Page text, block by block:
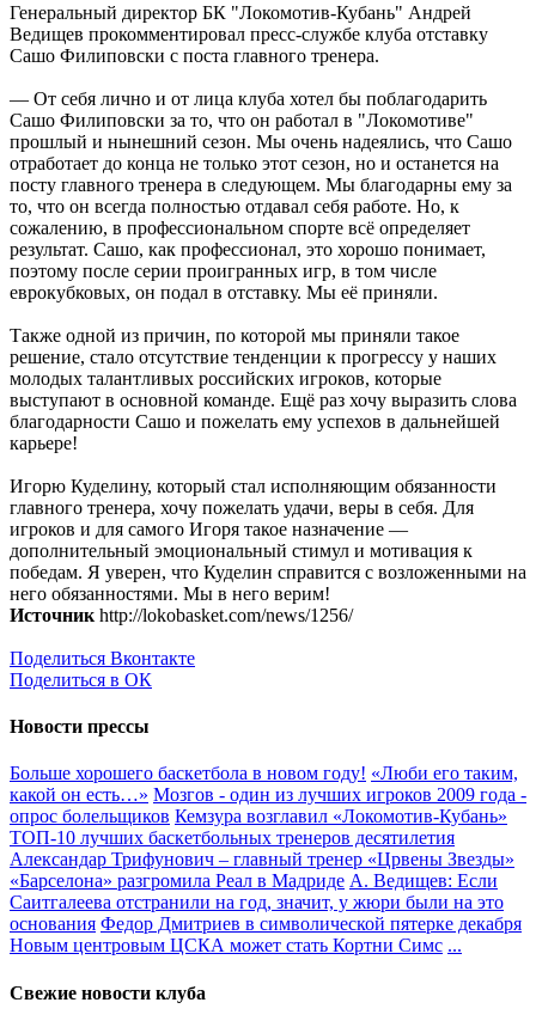
Генеральный директор БК "Локомотив-Кубань" Андрей
Ведищев прокомментировал пресс-службе клуба отставку
Сашо Филиповски с поста главного тренера.
— От себя лично и от лица клуба хотел бы поблагодарить
Сашо Филиповски за то, что он работал в "Локомотиве"
прошлый и нынешний сезон. Мы очень надеялись, что Сашо
отработает до конца не только этот сезон, но и останется на
посту главного тренера в следующем. Мы благодарны ему за
то, что он всегда полностью отдавал себя работе. Но, к
сожалению, в профессиональном спорте всё определяет
результат. Сашо, как профессионал, это хорошо понимает,
поэтому после серии проигранных игр, в том числе
еврокубковых, он подал в отставку. Мы её приняли.
Также одной из причин, по которой мы приняли такое
решение, стало отсутствие тенденции к прогрессу у наших
молодых талантливых российских игроков, которые
выступают в основной команде. Ещё раз хочу выразить слова
благодарности Сашо и пожелать ему успехов в дальнейшей
карьере!
Игорю Куделину, который стал исполняющим обязанности
главного тренера, хочу пожелать удачи, веры в себя. Для
игроков и для самого Игоря такое назначение —
дополнительный эмоциональный стимул и мотивация к
победам. Я уверен, что Куделин справится с возложенными на
него обязанностями. Мы в него верим!
Источник http://lokobasket.com/news/1256/
Поделиться Вконтакте
Поделиться в ОК
Новости прессы
Больше хорошего баскетбола в новом году! «Люби его таким,
какой он есть…» Мозгов - один из лучших игроков 2009 года -
опрос болельщиков Кемзура возглавил «Локомотив-Кубань»
ТОП-10 лучших баскетбольных тренеров десятилетия
Александар Трифунович – главный тренер «Црвены Звезды»
«Барселона» разгромила Реал в Мадриде А. Ведищев: Если
Саитгалеева отстранили на год, значит, у жюри были на это
основания Федор Дмитриев в символической пятерке декабря
Новым центровым ЦСКА может стать Кортни Симс ...
Свежие новости клуба